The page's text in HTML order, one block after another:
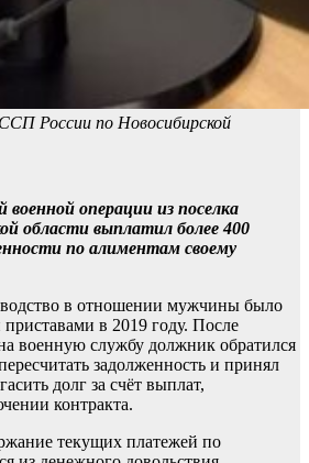
России по Новосибирской
военной операции из поселка
области выплатил более 400
по алиментам своему
в отношении мужчины было
в 2019 году. После
военную службу должник обратился
задолженность и принял
долг за счёт выплат,
контракта.
текущих платежей по